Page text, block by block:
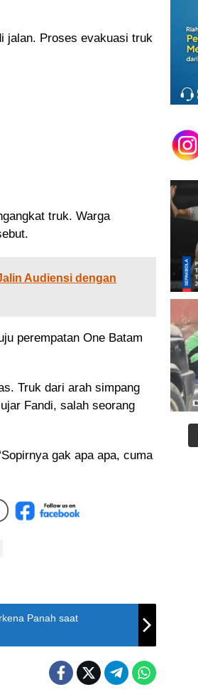
jalan. Proses evakuasi truk
truk. Warga
Audiensi dengan
perempatan One Batam
Truk dari arah simpang
Fandi, salah seorang
gak apa apa, cuma
Panah saat